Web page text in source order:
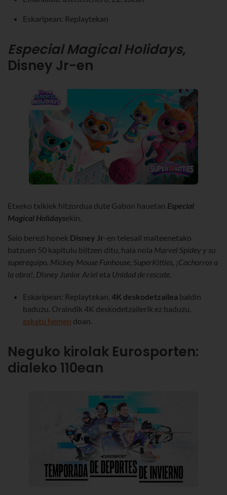
Eskaripean: Replaytekan
Especial Magical Holidays,
Disney Jr-en
Etxeko txikiek hitzordua dute Gabon hauetan Especial
Magical Holidaysekin.
Saio berezi honek Disney Jr-en telesail maiteenetako
batzuen 50 kapitulu biltzen ditu, hala nola Marvel Spidey y su
superequipo, Mickey Mouse Funhouse, SuperKitties, ¡Cachorros a
la obra!, Disney Junior Ariel eta Unidad de rescate.
Eskaripean: Replaytekan, 4K deskodetzailea baldin
baduzu. Oraindik 4K deskodetzailerik ez baduzu,
eskatu hemen doan.
Neguko kirolak Eurosporten:
dialeko 110ean